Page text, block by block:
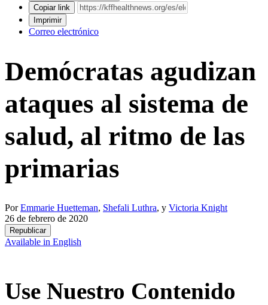
Copiar link
Imprimir
Correo electrónico
Demócratas agudizan
ataques al sistema de
salud, al ritmo de las
primarias
PorEmmarie Huetteman, Shefali Luthra, y Victoria Knight
26 de febrero de 2020
Republicar
Available in English
Use Nuestro Contenido